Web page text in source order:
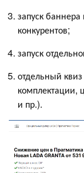
запуск
конкурентов;
запуск
отдельный
комплектации,
и пр.).